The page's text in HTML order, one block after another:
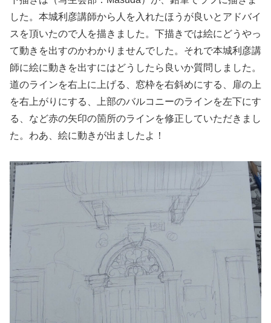
した。本城利彦講師から人を入れたほうが良いとアドバイ
スを頂いたので人を描きました。下描きでは絵にどうやっ
て動きを出すのかわかりませんでした。それで本城利彦講
師に絵に動きを出すにはどうしたら良いか質問しました。
道のラインを右上に上げる、窓枠を右斜めにする、扉の上
を右上がりにする、上部のバルコニーのラインを左下にす
る、など赤の矢印の箇所のラインを修正していただきまし
た。わあ、絵に動きが出ましたよ！